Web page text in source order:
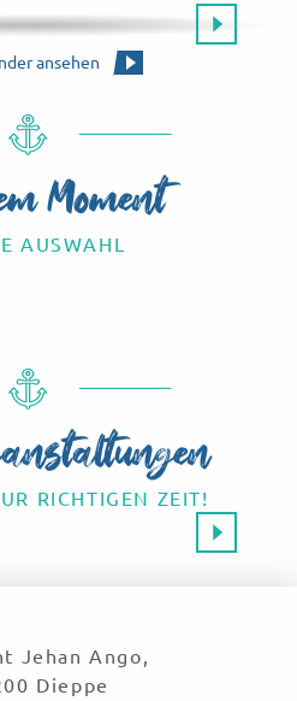
ansehen
Wochenende
Moment
AUSWAHL
RICHTIGEN ZEIT!
Jehan Ango,
Dieppe